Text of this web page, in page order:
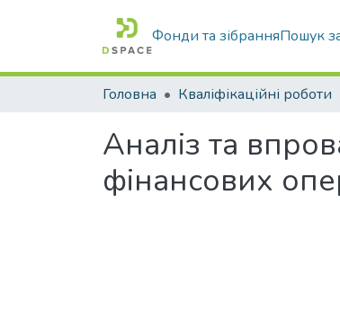
Фонди та зібранняПошук
Головна Кваліфікаційні роботи
Аналіз та
фінансових